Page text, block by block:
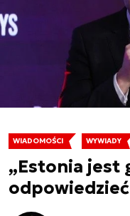
WIADOMOŚCI WYWIADY
„Estonia jest